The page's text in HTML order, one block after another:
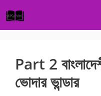
to
content
Part 2
ভোদার ভান্ডার